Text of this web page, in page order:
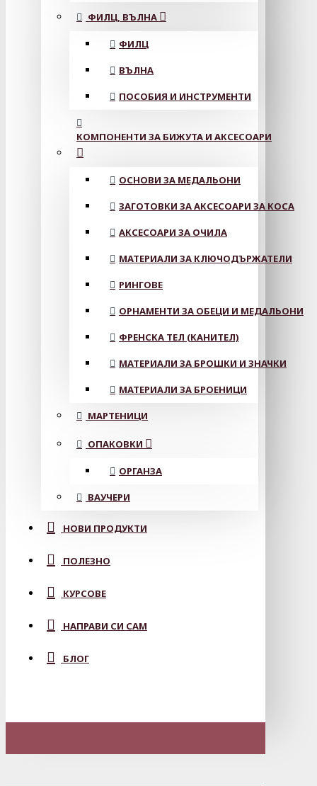
ФИЛЦ, ВЪЛНА
ФИЛЦ
ВЪЛНА
ПОСОБИЯ И ИНСТРУМЕНТИ
КОМПОНЕНТИ ЗА БИЖУТА И АКСЕСОАРИ
ОСНОВИ ЗА МЕДАЛЬОНИ
ЗАГОТОВКИ ЗА АКСЕСОАРИ ЗА КОСА
АКСЕСОАРИ ЗА ОЧИЛА
МАТЕРИАЛИ ЗА КЛЮЧОДЪРЖАТЕЛИ
РИНГОВЕ
ОРНАМЕНТИ ЗА ОБЕЦИ И МЕДАЛЬОНИ
ФРЕНСКА ТЕЛ (КАНИТЕЛ)
МАТЕРИАЛИ ЗА БРОШКИ И ЗНАЧКИ
МАТЕРИАЛИ ЗА БРОЕНИЦИ
МАРТЕНИЦИ
ОПАКОВКИ
ОРГАНЗА
ВАУЧЕРИ
НОВИ ПРОДУКТИ
ПОЛЕЗНО
КУРСОВЕ
НАПРАВИ СИ САМ
БЛОГ